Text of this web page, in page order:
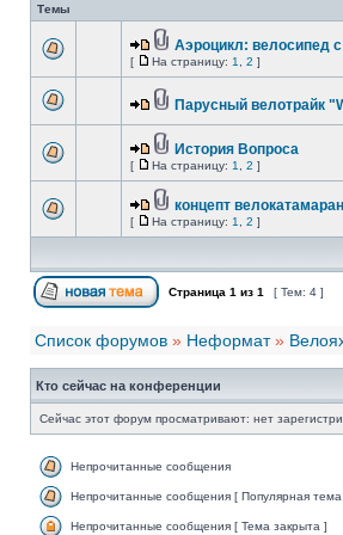
Темы
Аэроцикл: велосипед
[ На страницу: 1 2 ]
Парусный велотрайк
История Вопроса
[ На страницу: 1 2 ]
концепт
[ На страницу: 1 2 ]
Страница 1 из 1 [ Тем: 4 ]
Список форумов » Неформат»
Кто сейчас на конференции
Сейчас этот форум просматривают: нет
Непрочитанные сообщения
Непрочитанные сообщения [ Популярная тема
Непрочитанные сообщения [ Тема закрыта ]